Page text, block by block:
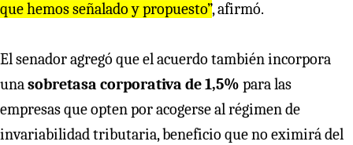
que hemos señalado y propuesto”, afirmó.
El senador agregó que el acuerdo también incorpora
unasobretasa corporativa de 1,5% para las
empresas que opten por acogerse al régimen de
invariabilidad tributaria, beneficio que no eximirá del